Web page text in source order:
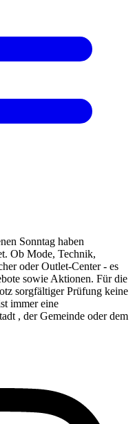
Sonntag haben
Ob Mode, Technik,
oder Outlet-Center - es
sowie Aktionen. Für die
sorgfältiger Prüfung keine
immer eine
, der Gemeinde oder dem